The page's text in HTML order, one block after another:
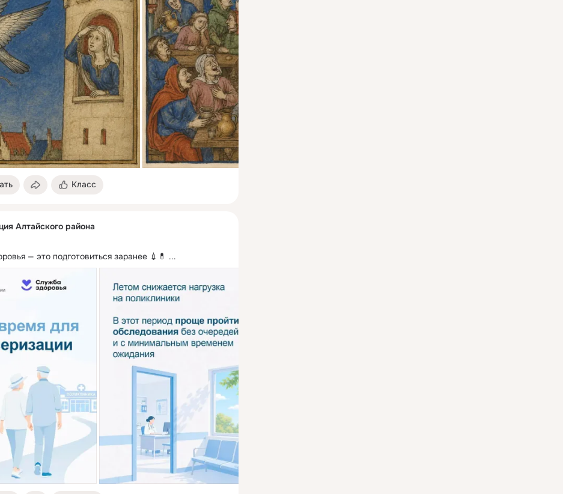
Класс
Алтайского района
— это подготовиться заранее 💉💊 ...